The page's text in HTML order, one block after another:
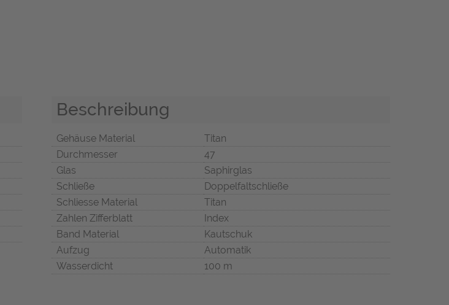
Beschreibung
Gehäuse Material
Titan
Durchmesser
47
Glas
Saphirglas
Schließe
Doppelfaltschließe
Schliesse Material
Titan
Zahlen Zifferblatt
Index
Band Material
Kautschuk
Aufzug
Automatik
Wasserdicht
100 m